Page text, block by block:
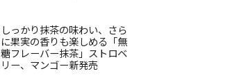
しっかり抹茶の味わい、さら
に果実の香りも楽しめる「無
糖フレーバー抹茶」ストロベ
リー、マンゴー新発売